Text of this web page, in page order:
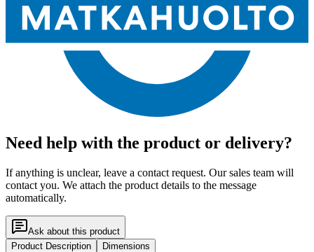
Need help with the product or delivery?
If anything is unclear, leave a contact request. Our sales team will
contact you. We attach the product details to the message
automatically.
Ask about this product
Product Description
Dimensions